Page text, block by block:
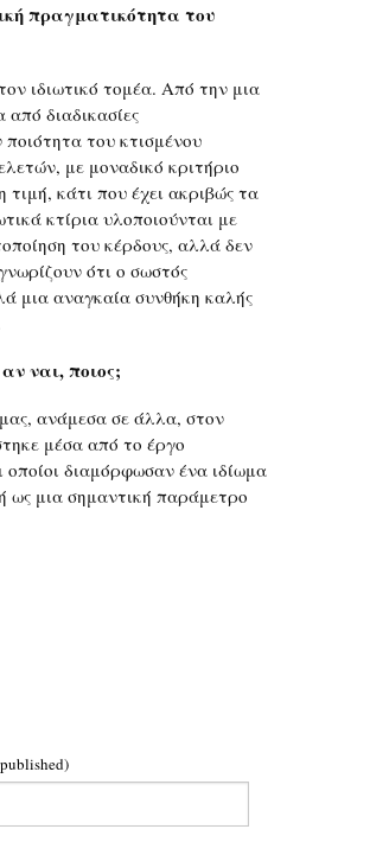
πραγματικότητα του
ιδιωτικό τομέα. Από την μια
διαδικασίες
του κτισμένου
με μοναδικό κριτήριο
κάτι που έχει ακριβώς τα
κτίρια υλοποιούνται με
του κέρδους, αλλά δεν
ότι ο σωστός
μια αναγκαία συνθήκη καλής
ναι, ποιος;
ανάμεσα σε άλλα, στον
μέσα από το έργο
διαμόρφωσαν ένα ιδίωμα
ως μια σημαντική παράμετρο